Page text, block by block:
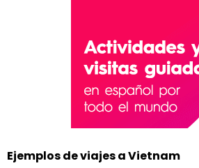
Ejemplos de viajes a Vietnam